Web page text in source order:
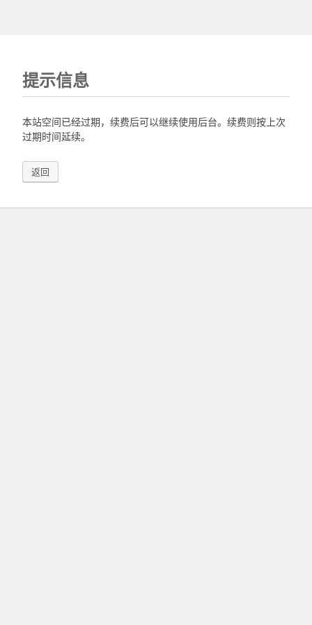
提示信息
本站空间已经过期，续费后可以继续使用后台。续费则按上次
过期时间延续。
返回